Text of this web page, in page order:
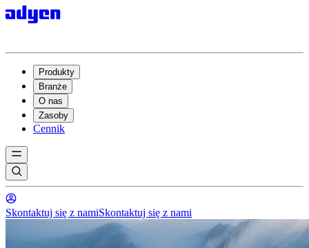
Produkty
Branże
O nas
Zasoby
Cennik
Skontaktuj się z namiSkontaktuj się z nami